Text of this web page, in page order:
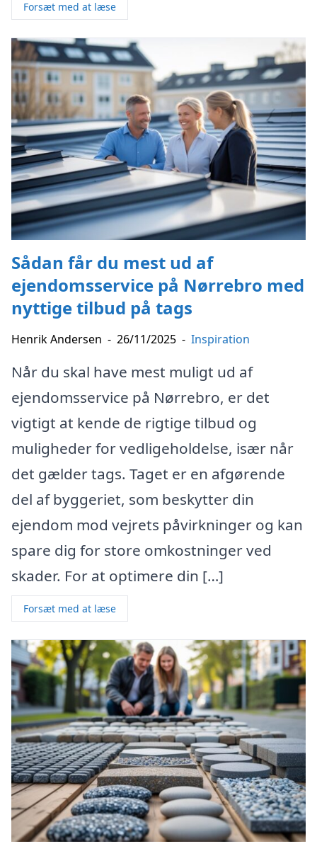
Forsæt med at læse
Sådan får du mest ud af
ejendomsservice på Nørrebro med
nyttige tilbud på tags
Henrik Andersen - 26/11/2025 - Inspiration
Når du skal have mest muligt ud af
ejendomsservice på Nørrebro, er det
vigtigt at kende de rigtige tilbud og
muligheder for vedligeholdelse, især når
det gælder tags. Taget er en afgørende
del af byggeriet, som beskytter din
ejendom mod vejrets påvirkninger og kan
spare dig for store omkostninger ved
skader. For at optimere din […]
Forsæt med at læse